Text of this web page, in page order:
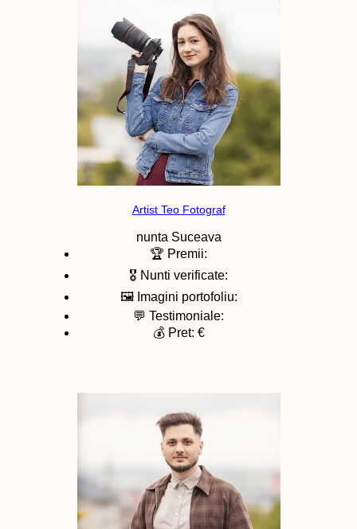
Artist Teo Fotograf
nunta Suceava
🏆 Premii:
🎖️ Nunti verificate:
🖼️ Imagini portofoliu:
💬 Testimoniale:
💰 Pret: €